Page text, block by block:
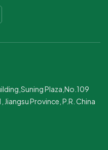
Plaza,No.109
Province, P.R. China